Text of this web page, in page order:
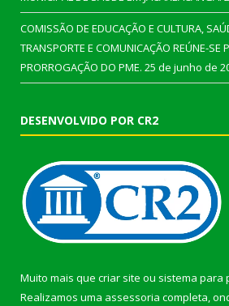
COMISSÃO DE EDUCAÇÃO E CULTURA,
TRANSPORTE E COMUNICAÇÃO REÚNE-SE
PRORROGAÇÃO DO PME. 25 de junho de
DESENVOLVIDO POR CR2
Muito mais que criar site ou sistema para
Realizamos uma assessoria completa,